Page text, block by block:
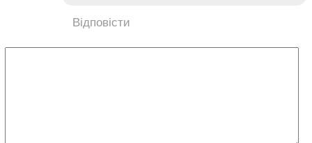
Відповісти